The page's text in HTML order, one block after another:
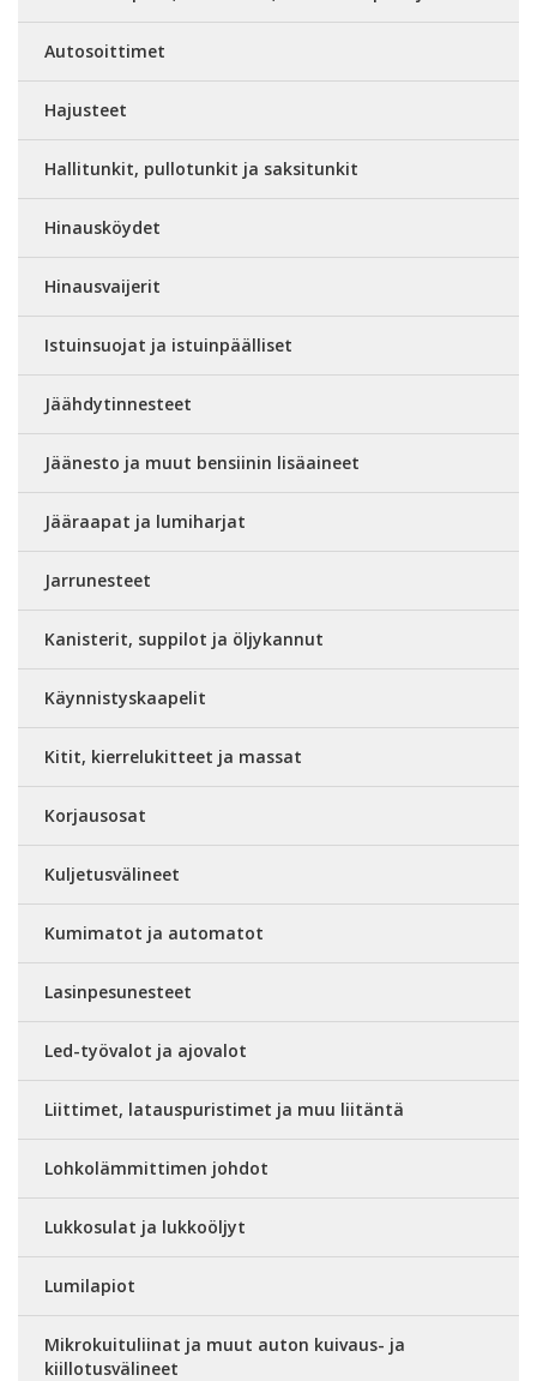
Autosoittimet
Hajusteet
Hallitunkit, pullotunkit ja saksitunkit
Hinausköydet
Hinausvaijerit
Istuinsuojat ja istuinpäälliset
Jäähdytinnesteet
Jäänesto ja muut bensiinin lisäaineet
Jääraapat ja lumiharjat
Jarrunesteet
Kanisterit, suppilot ja öljykannut
Käynnistyskaapelit
Kitit, kierrelukitteet ja massat
Korjausosat
Kuljetusvälineet
Kumimatot ja automatot
Lasinpesunesteet
Led-työvalot ja ajovalot
Liittimet, latauspuristimet ja muu liitäntä
Lohkolämmittimen johdot
Lukkosulat ja lukkoöljyt
Lumilapiot
Mikrokuituliinat ja muut auton kuivaus- ja
kiillotusvälineet